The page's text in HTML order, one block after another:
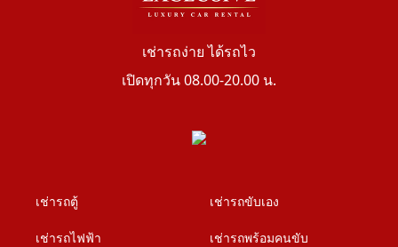
เช่ารถง่าย ได้รถไว
เปิดทุกวัน 08.00-20.00 น.
เช่ารถตู้
เช่ารถไฟฟ้า
เช่ารถขับเอง
เช่ารถพร้อมคนขับ